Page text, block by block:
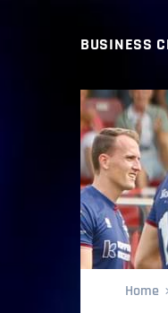
BUSINESS
Home